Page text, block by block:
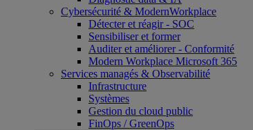
Cybersécurité & ModernWorkplace
Détecter et réagir - SOC
Sensibiliser et former
Auditer et améliorer - Conformité
Modern Workplace Microsoft 365
Services managés & Observabilité
Infrastructure
Systèmes
Gestion du cloud public
FinOps / GreenOps